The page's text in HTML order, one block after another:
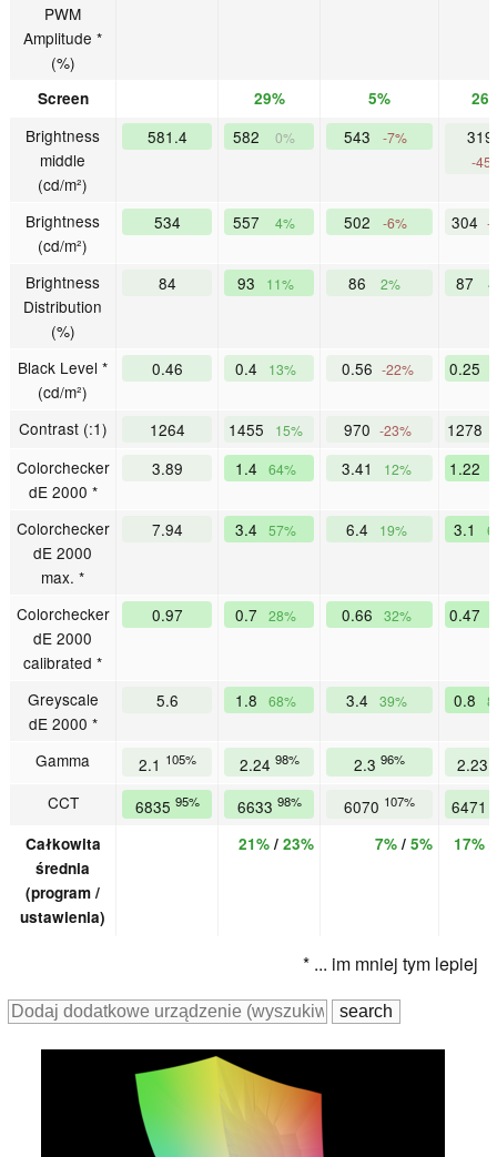
PWM
Amplitude *
(%)
Screen 29% 5%
Brightness
middle
(cd/m²)
581.4 582 0% 543 -7%
-
Brightness
(cd/m²)
534 557 4% 502 -6% 304 -
Brightness
Distribution
(%)
84 93 11% 86 2% 87
Black Level *
(cd/m²)
0.46 0.4 13% 0.56 -22% 0.25
Contrast (:1) 1264 1455 15% 970 -23%
1278
Colorchecker
dE 2000 *
3.89 1.4 64% 3.41 12% 1.22
Colorchecker
dE 2000
max. *
7.94 3.4 57% 6.4 19% 3.1
Colorchecker
dE 2000
calibrated *
0.97 0.7 28% 0.66 32% 0.47
Greyscale
dE 2000 *
5.6 1.8 68% 3.4 39% 0.8
Gamma 2.1 105% 2.24 98% 2.3 96% 2.23
CCT 6835 95% 6633 98% 6070 107% 6471
Całkowita
średnia
(program /
ustawienia)
21%/ 23% 7%/ 5% 17%/
* ... im mniej tym lepiej